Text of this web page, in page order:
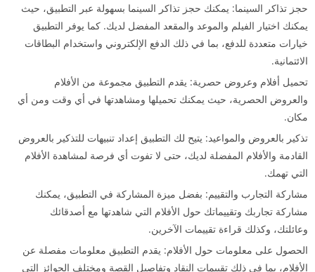
حجز تذاكر السينما: يمكنك حجز تذاكر السينما بسهولة عبر التطبيق، حيث
يمكنك اختيار الفيلم والموعد والمقعد المفضل لديك. كما يوفر التطبيق
خيارات متعددة للدفع، بما في ذلك الدفع الإلكتروني واستخدام البطاقات
الائتمانية.
تحميل أفلام وعروض حصرية: يقدم التطبيق مجموعة من الأفلام
والعروض الحصرية، حيث يمكنك تحميلها ومشاهدتها في أي وقت ومن أي
مكان.
تذكير بالعروض والمواعيد: يتيح لك التطبيق إعداد تنبيهات للتذكير بالعروض
القادمة والأفلام المفضلة لديك، حتى لا تفوت أي فرصة لمشاهدة الأفلام
التي تهمك.
مشاركة التجارب والتقييم: بفضل ميزة المشاركة في التطبيق، يمكنك
مشاركة تجاربك وتقييماتك حول الأفلام التي شاهدتها مع أصدقائك
وعائلتك، وكذلك قراءة تقييمات الآخرين.
الحصول على معلومات حول الأفلام: يقدم التطبيق معلومات مفصلة عن
الأفلام، بما في ذلك تقييمات النقاد وتفاصيل القصة ومختلف الجوائز التي